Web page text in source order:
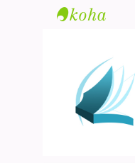
Agamenon
Magalhães